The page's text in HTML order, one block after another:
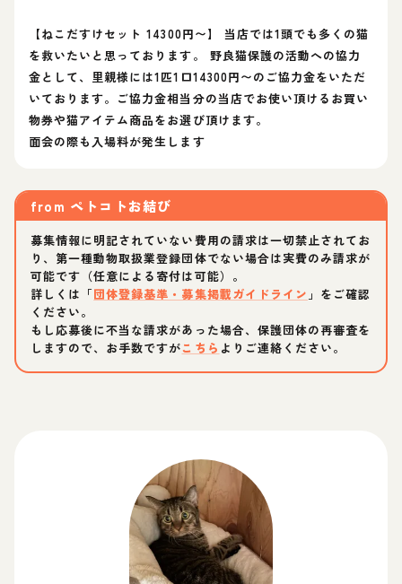
【ねこだすけセット 14300円〜】 当店では1頭でも多くの猫
を救いたいと思っております。 野良猫保護の活動への協力
金として、里親様には1匹1口14300円〜のご協力金をいただ
いております。ご協力金相当分の当店でお使い頂けるお買い
物券や猫アイテム商品をお選び頂けます。
面会の際も入場料が発生します
from ペトコトお結び
募集情報に明記されていない費用の請求は一切禁止されてお
り、第一種動物取扱業登録団体でない場合は実費のみ請求が
可能です（任意による寄付は可能）。
詳しくは「団体登録基準・募集掲載ガイドライン 」をご確認
ください。
もし応募後に不当な請求があった場合、保護団体の再審査を
しますので、お手数ですがこちら よりご連絡ください。